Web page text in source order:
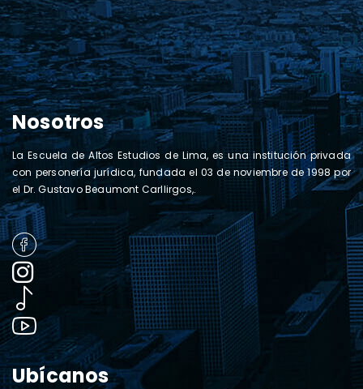
Nosotros
La Escuela de Altos Estudios de Lima, es una institución privada
con personería jurídica, fundada el 03 de noviembre de 1998 por
el Dr. Gustavo Beaumont Carllirgos,.
Ubícanos